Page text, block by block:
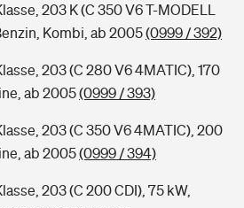
203 K (C 350 V6 T-MODELL
Kombi, ab 2005(0999 / 392)
203 (C 280 V6 4MATIC), 170
ab 2005(0999 / 393)
203 (C 350 V6 4MATIC), 200
ab 2005(0999 / 394)
203 (C 200 CDI), 75 kW,